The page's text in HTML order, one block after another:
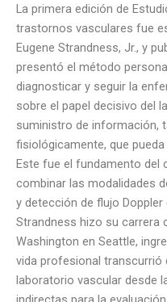
de
Strandness.
4
Edición
cantidad
La primera edición de
trastornos vasculares fue
Eugene Strandness, Jr., y
presentó el método
diagnosticar y seguir la
sobre el papel decisivo del
suministro de información,
fisiológicamente, que
Este fue el fundamento del
combinar las modalidades
y detección de flujo Doppler
Strandness hizo su carrera
Washington en Seattle,
vida profesional transcurrió
laboratorio vascular desde